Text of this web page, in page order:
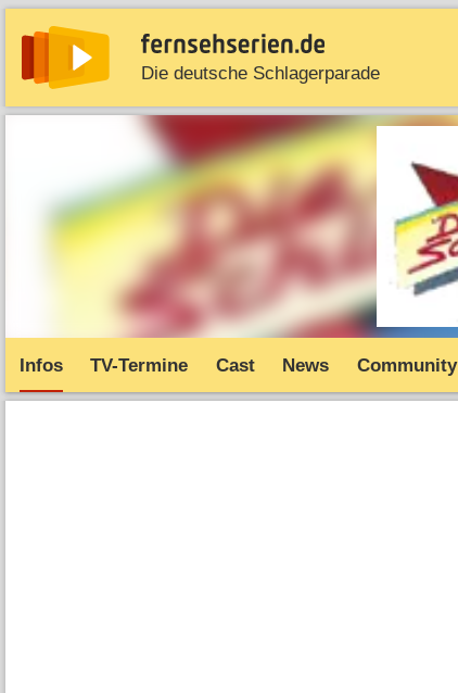
Die deutsche Schlagerparade
News Entdecken Streaming TV-Starts
Infos TV-Termine Cast News Community